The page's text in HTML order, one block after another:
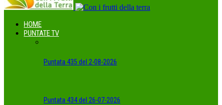
HOME
PUNTATE TV
Puntata 435 del 2-08-2026
Puntata 434 del 26-07-2026